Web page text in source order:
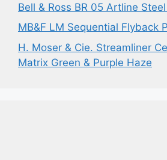
Bell & Ross BR 05 Artline
MB&F LM Sequential Flyback
H. Moser & Cie. Streamliner
Matrix Green & Purple Haze